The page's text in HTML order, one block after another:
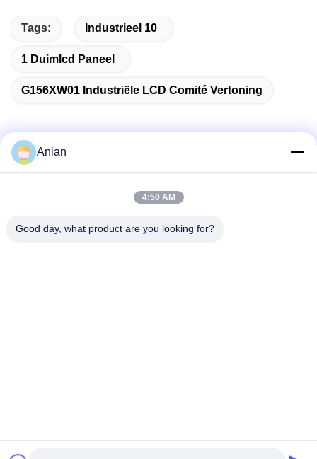
Tags: Industrieel 10
1 Duimlcd Paneel
G156XW01 Industriële LCD Comité Vertoning
Gebouw A, VERSINO Gebouw, Longhua New District,
© 2021-2026 Shenzhen Yongsheng Innovation Technology
Anian
4:50 AM
Good day, what product are you looking for?